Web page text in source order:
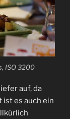
ISO 3200
auf, da
ist es auch ein